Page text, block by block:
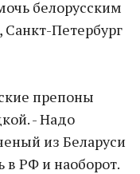
белорусским
Петербург
препоны
- Надо
из Беларуси
в РФ и наоборот.